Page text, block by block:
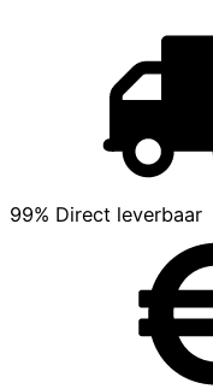
99% Direct leverbaar